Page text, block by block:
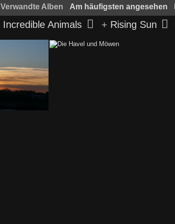
Verwandte Alben Am häufigsten angesehen
Incredible Animals + Rising Sun